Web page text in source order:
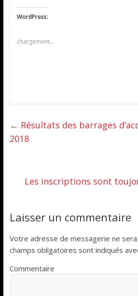
WordPress:
chargement…
← Résultats des barrages
2018
Les inscriptions sont
Laisser un commentaire
Votre adresse de messagerie ne sera
champs obligatoires sont indiqués
Commentaire